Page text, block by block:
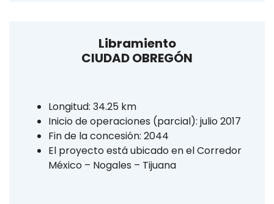
Libramiento
CIUDAD OBREGÓN
Longitud: 34.25 km
Inicio de operaciones (parcial): julio 2017
Fin de la concesión: 2044
El proyecto está ubicado en el Corredor
México – Nogales – Tijuana